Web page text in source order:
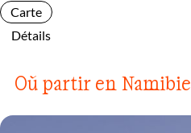
Carte
Détails
Où partir en Namibie